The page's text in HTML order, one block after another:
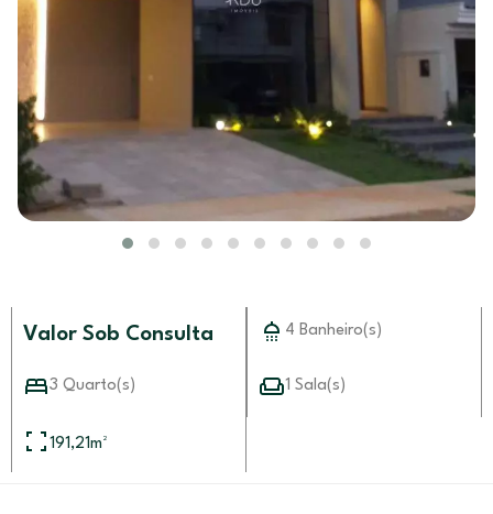
Valor Sob Consulta 4 Banheiro(s)
3 Quarto(s) 1 Sala(s)
191,21m²